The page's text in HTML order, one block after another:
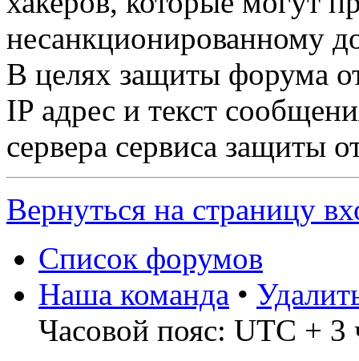
несанкционированному
В целях защиты форума
IP адрес и текст
сервера сервиса защиты
Вернуться на страницу
Список форумов
Наша команда •
Часовой пояс: UTC + 3